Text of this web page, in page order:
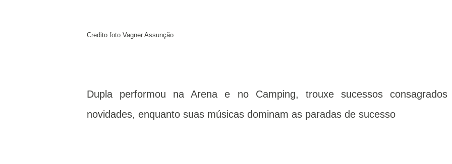
Credito foto Vagner Assunção
Dupla performou na Arena e no Camping, trouxe sucessos
novidades, enquanto suas músicas dominam as paradas de sucesso